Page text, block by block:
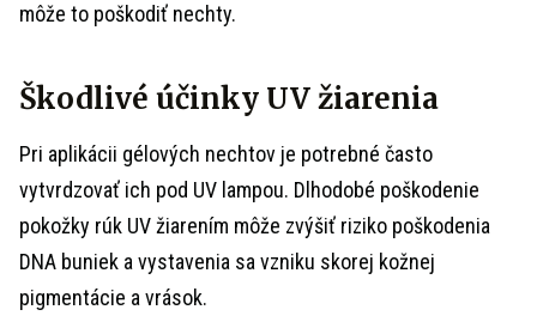
môže to poškodiť nechty.
Škodlivé účinky UV žiarenia
Pri aplikácii gélových nechtov je potrebné často
vytvrdzovať ich pod UV lampou. Dlhodobé poškodenie
pokožky rúk UV žiarením môže zvýšiť riziko poškodenia
DNA buniek a vystavenia sa vzniku skorej kožnej
pigmentácie a vrások.